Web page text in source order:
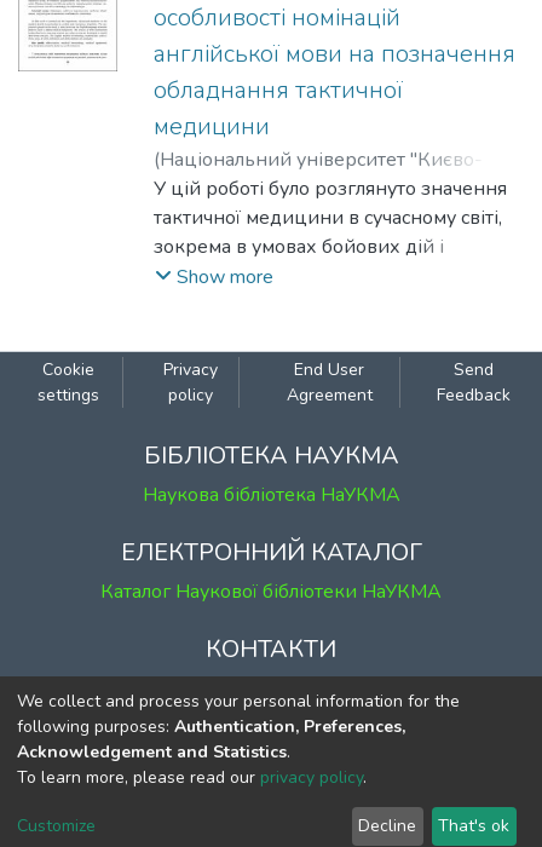
особливості номінацій
англійської мови на позначення
обладнання тактичної
медицини
(Національний університет "Києво-
Могилянська академія",2024)Змисла,
Софія
У цій роботі було розглянуто значення
тактичної медицини в сучасному світі,
зокрема в умовах бойових дій і
ситуацій підвищеного ризику. Акцент
мови, що використовують для
позначення медичного обладнання.
свідомого творчого акту, де терміни
понять. Проаналізовано англійську
медичну термінологію, зокрема
словосполучення, способи словотвору та
абревіатури.
Show more
Cookie
settings
Privacy
policy
End User
Agreement
Send
Feedback
БІБЛІОТЕКА НАУКМА
Наукова бібліотека НаУКМА
ЕЛЕКТРОННИЙ КАТАЛОГ
Каталог Наукової бібліотеки НаУКМА
КОНТАКТИ
м. Київ, вул. Григорія Сковороди, 2
к. 1, к. 120
тел. (044) 463-69-31
ekmair@ukma.edu.ua
We collect and process your personal information for the
following purposes: Authentication, Preferences,
Acknowledgement and Statistics.
To learn more, please read our privacy policy.
Customize Decline That's ok